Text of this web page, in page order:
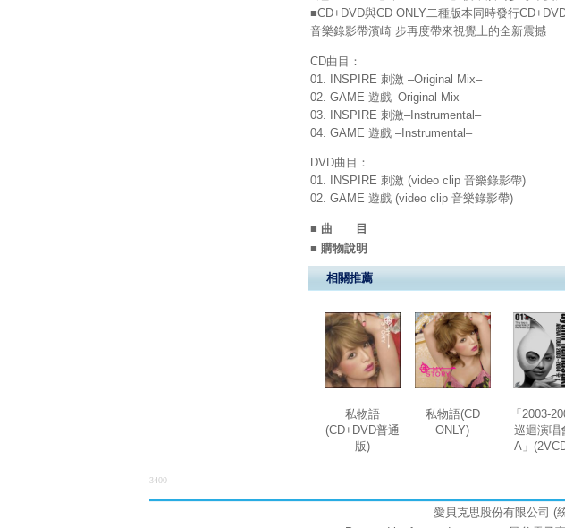
■CD+DVD與CD ONLY二種版本同時發行
音樂錄影帶濱崎 步再度帶來視覺上的全新震撼
CD曲目：
01. INSPIRE 刺激 –Original Mix–
02. GAME 遊戲–Original Mix–
03. INSPIRE 刺激–Instrumental–
04. GAME 遊戲 –Instrumental–
DVD曲目：
01. INSPIRE 刺激 (video clip 音樂錄影帶)
02. GAME 遊戲 (video clip 音樂錄影帶)
■ 曲 目
■ 購物說明
相關推薦
私物語
(CD+DVD普通
版)
私物語(CD
ONLY)
「2003-
巡迴演唱
A」
3400
愛貝克思股份有限公司